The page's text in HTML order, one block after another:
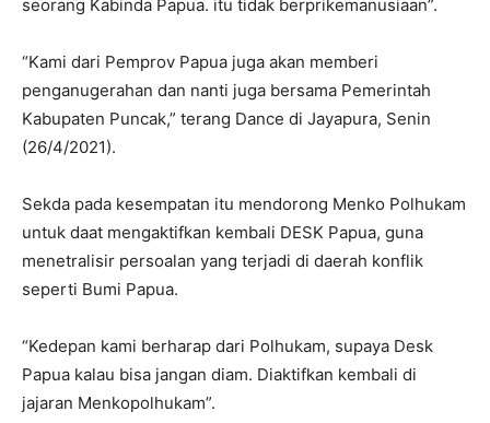
seorang Kabinda Papua. itu tidak berprikemanusiaan”.
“Kami dari Pemprov Papua juga akan memberi
penganugerahan dan nanti juga bersama Pemerintah
Kabupaten Puncak,” terang Dance di Jayapura, Senin
(26/4/2021).
Sekda pada kesempatan itu mendorong Menko Polhukam
untuk daat mengaktifkan kembali DESK Papua, guna
menetralisir persoalan yang terjadi di daerah konflik
seperti Bumi Papua.
“Kedepan kami berharap dari Polhukam, supaya Desk
Papua kalau bisa jangan diam. Diaktifkan kembali di
jajaran Menkopolhukam”.